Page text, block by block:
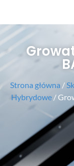
Strona główna /
Hybrydowe/